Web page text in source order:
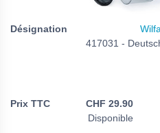
417031 -
CHF 29.90
Disponible